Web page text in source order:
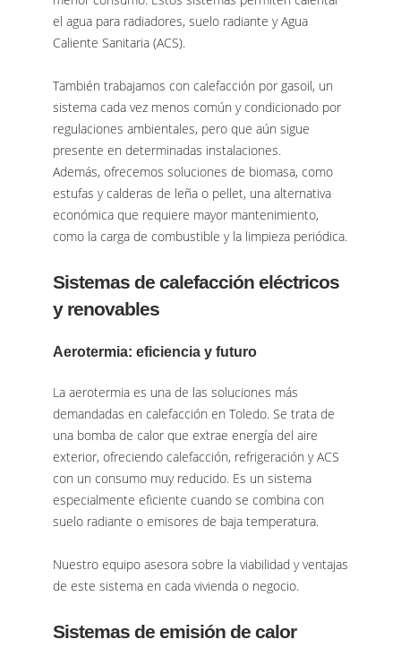
el agua para radiadores, suelo radiante y Agua
Caliente Sanitaria (ACS).
También trabajamos con calefacción por gasoil, un
sistema cada vez menos común y condicionado por
regulaciones ambientales, pero que aún sigue
presente en determinadas instalaciones.
Además, ofrecemos soluciones de biomasa, como
estufas y calderas de leña o pellet, una alternativa
económica que requiere mayor mantenimiento,
como la carga de combustible y la limpieza periódica.
Sistemas de calefacción eléctricos
y renovables
Aerotermia: eficiencia y futuro
La aerotermia es una de las soluciones más
demandadas en calefacción en Toledo. Se trata de
una bomba de calor que extrae energía del aire
exterior, ofreciendo calefacción, refrigeración y ACS
con un consumo muy reducido. Es un sistema
especialmente eficiente cuando se combina con
suelo radiante o emisores de baja temperatura.
Nuestro equipo asesora sobre la viabilidad y ventajas
de este sistema en cada vivienda o negocio.
Sistemas de emisión de calor